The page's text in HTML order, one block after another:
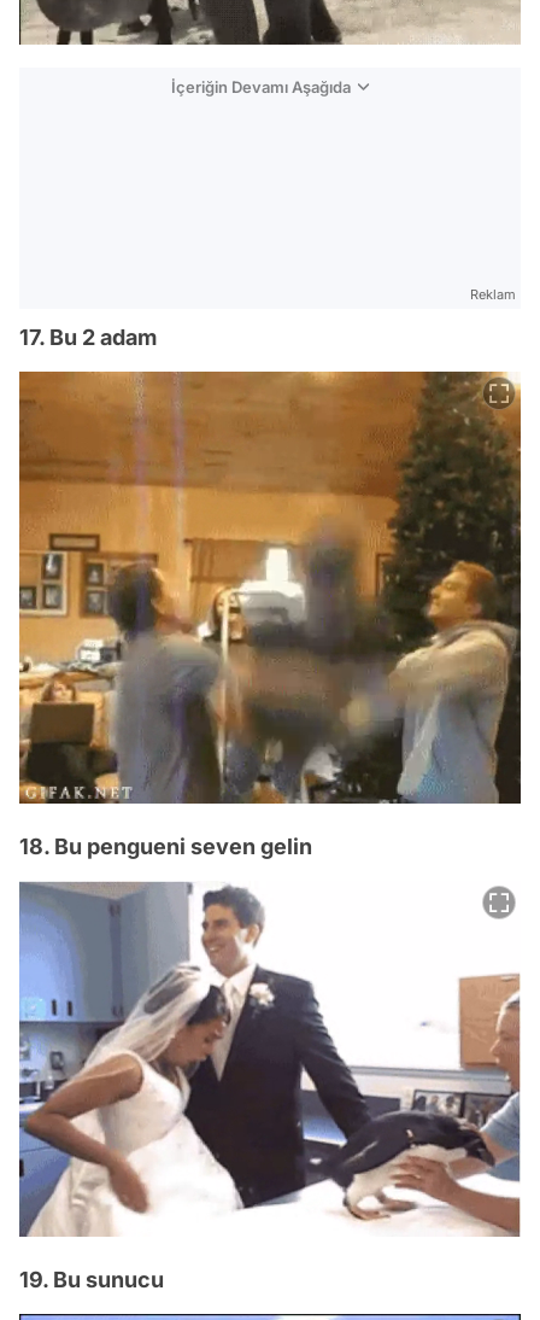
İçeriğin Devamı Aşağıda
Reklam
17. Bu 2 adam
18. Bu pengueni seven gelin
19. Bu sunucu